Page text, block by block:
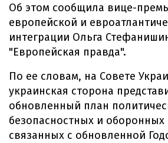
Об этом сообщила вице-
европейской и
интеграции Ольга
"Европейская правда".
По ее словам, на Совете
украинская сторона
обновленный план
безопасностных и
связанных с обновленной